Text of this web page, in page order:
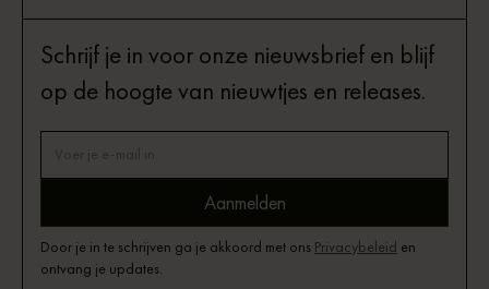
Schrijf je in voor onze nieuwsbrief en blijf
op de hoogte van nieuwtjes en releases.
Door je in te schrijven ga je akkoord met ons Privacybeleid en
ontvang je updates.